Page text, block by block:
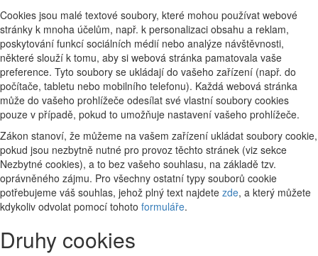
Cookies jsou malé textové soubory, které mohou používat webové
stránky k mnoha účelům, např. k personalizaci obsahu a reklam,
poskytování funkcí sociálních médií nebo analýze návštěvnosti,
některé slouží k tomu, aby si webová stránka pamatovala vaše
preference. Tyto soubory se ukládají do vašeho zařízení (např. do
počítače, tabletu nebo mobilního telefonu). Každá webová stránka
může do vašeho prohlížeče odesílat své vlastní soubory cookies
pouze v případě, pokud to umožňuje nastavení vašeho prohlížeče.
Zákon stanoví, že můžeme na vašem zařízení ukládat soubory cookie,
pokud jsou nezbytně nutné pro provoz těchto stránek (viz sekce
Nezbytné cookies), a to bez vašeho souhlasu, na základě tzv.
oprávněného zájmu. Pro všechny ostatní typy souborů cookie
potřebujeme váš souhlas, jehož plný text najdete zde, a který můžete
kdykoliv odvolat pomocí tohoto formuláře.
Druhy cookies